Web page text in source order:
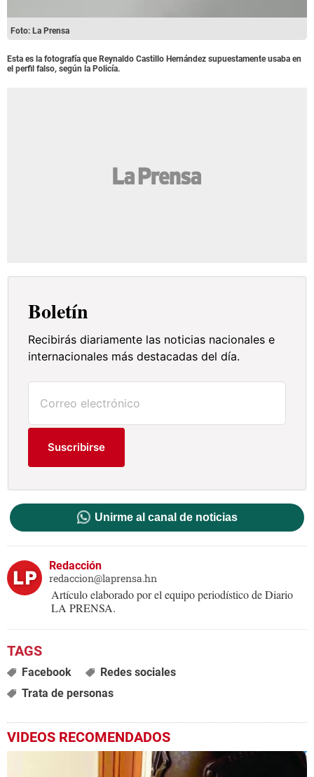
Foto: La Prensa
Esta es la fotografía que Reynaldo Castillo Hernández supuestamente usaba en
el perfil falso, según la Policía.
Boletín
Recibirás diariamente las noticias nacionales e
internacionales más destacadas del día.
Suscribirse
Unirme al canal de noticias
Redacción
redaccion@laprensa.hn
Artículo elaborado por el equipo periodístico de Diario
LA PRENSA.
Facebook
Redes sociales
Trata de personas
VIDEOS RECOMENDADOS